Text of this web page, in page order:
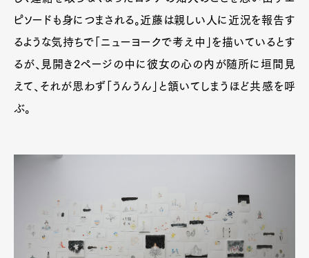
ピソードも身につまされる。近藤は親しい人に近況を報告す
るような気持ちで「ニューヨークで考え中」を描いているとす
るが、見開き2ページの中に彼女の心の内が随所に垣間見
えて、それが思わず「うんうん」と頷いてしまうほど共感を呼
ぶ。